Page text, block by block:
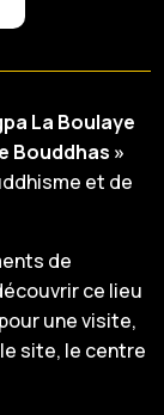
La Boulaye
Bouddhas »
et de
de
ce lieu
une visite,
site, le centre